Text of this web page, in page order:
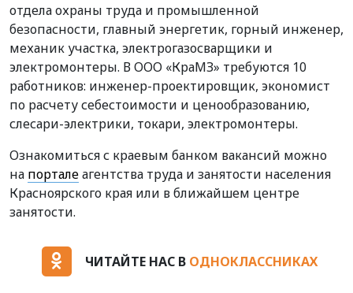
отдела охраны труда и промышленной
безопасности, главный энергетик, горный инженер,
механик участка, электрогазосварщики и
электромонтеры. В ООО «КраМЗ» требуются 10
работников: инженер-проектировщик, экономист
по расчету себестоимости и ценообразованию,
слесари-электрики, токари, электромонтеры.
Ознакомиться с краевым банком вакансий можно
на порталеагентства труда и занятости населения
Красноярского края или в ближайшем центре
занятости.
ЧИТАЙТЕ НАС В ОДНОКЛАССНИКАХ